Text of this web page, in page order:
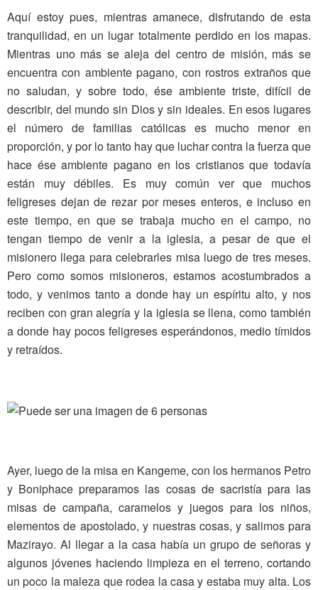
Aquí estoy pues, mientras amanece, disfrutando de esta
tranquilidad, en un lugar totalmente perdido en los mapas.
Mientras uno más se aleja del centro de misión, más se
encuentra con ambiente pagano, con rostros extraños que
no saludan, y sobre todo, ése ambiente triste, difícil de
describir, del mundo sin Dios y sin ideales. En esos lugares
el número de familias católicas es mucho menor en
proporción, y por lo tanto hay que luchar contra la fuerza que
hace ése ambiente pagano en los cristianos que todavía
están muy débiles. Es muy común ver que muchos
feligreses dejan de rezar por meses enteros, e incluso en
este tiempo, en que se trabaja mucho en el campo, no
tengan tiempo de venir a la iglesia, a pesar de que el
misionero llega para celebrarles misa luego de tres meses.
Pero como somos misioneros, estamos acostumbrados a
todo, y venimos tanto a donde hay un espíritu alto, y nos
reciben con gran alegría y la iglesia se llena, como también
a donde hay pocos feligreses esperándonos, medio tímidos
y retraídos.
Ayer, luego de la misa en Kangeme, con los hermanos Petro
y Boniphace preparamos las cosas de sacristía para las
misas de campaña, caramelos y juegos para los niños,
elementos de apostolado, y nuestras cosas, y salimos para
Mazirayo. Al llegar a la casa había un grupo de señoras y
algunos jóvenes haciendo limpieza en el terreno, cortando
un poco la maleza que rodea la casa y estaba muy alta. Los